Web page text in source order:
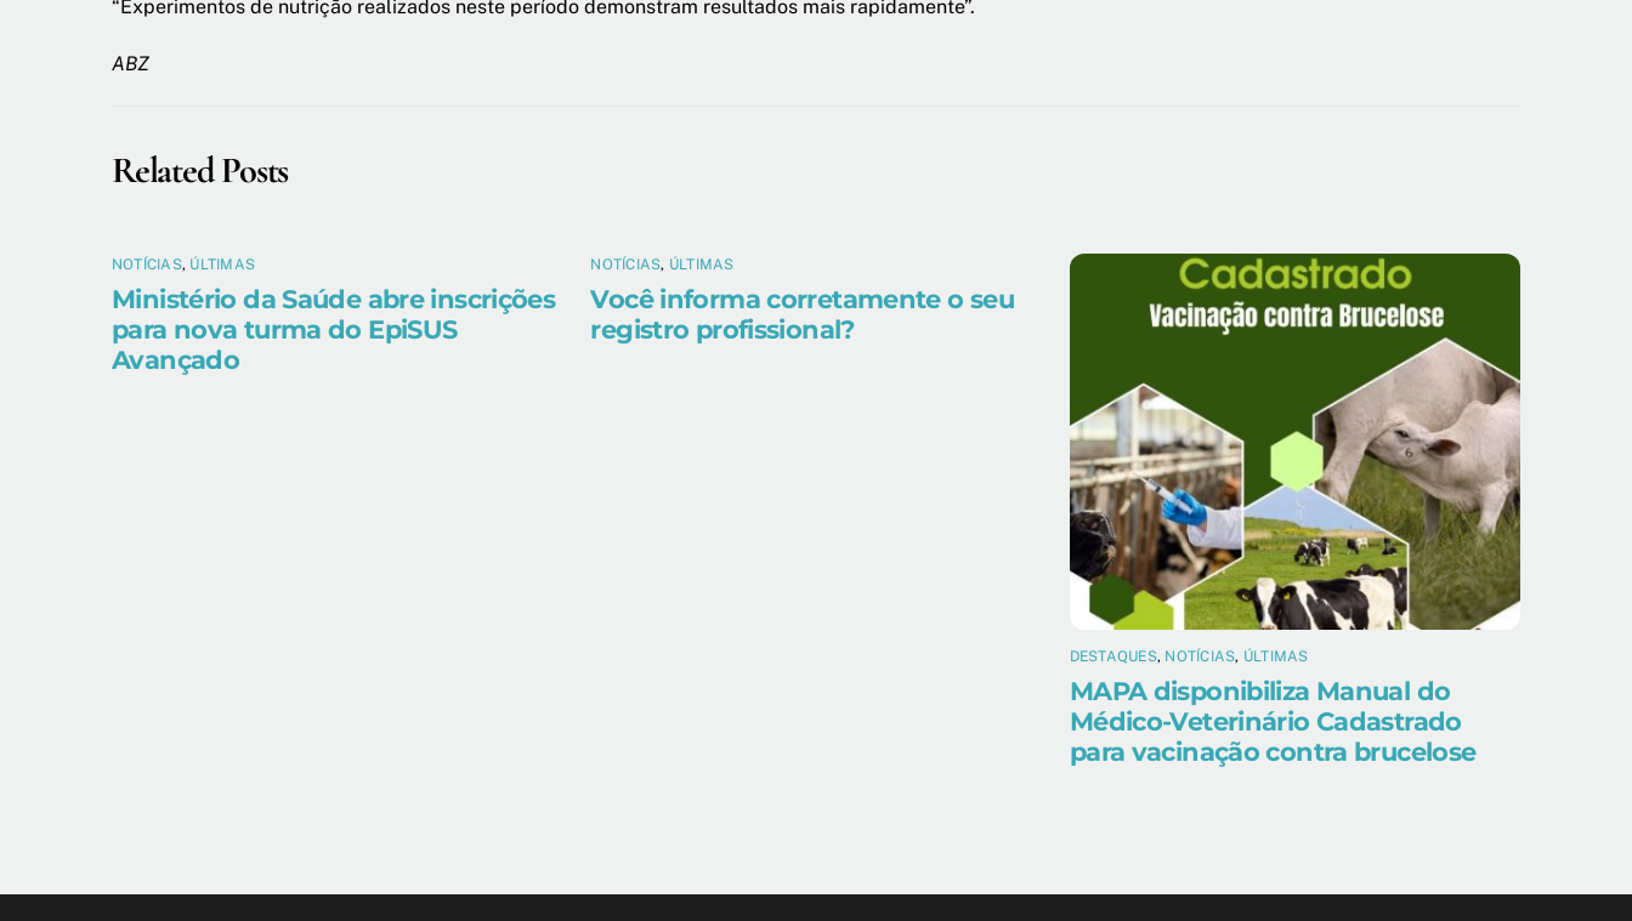
“Experimentos de nutrição realizados neste período demonstram resultados mais rapidamente”.
ABZ
Related Posts
NOTÍCIAS, ÚLTIMAS
Ministério da Saúde abre inscrições
para nova turma do EpiSUS
Avançado
NOTÍCIAS, ÚLTIMAS
Você informa corretamente o seu
registro profissional?
DESTAQUES, NOTÍCIAS, ÚLTIMAS
MAPA disponibiliza Manual do
Médico-Veterinário Cadastrado
para vacinação contra brucelose